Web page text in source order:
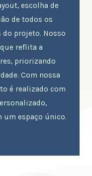
escolha de
de todos os
projeto. Nosso
reflita a
priorizando
Com nossa
é realizado com
um espaço único.